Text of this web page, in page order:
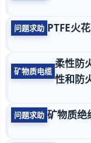
问题求助 PTFE火
矿物质电缆
柔性防
性和防
问题求助 矿物质绝